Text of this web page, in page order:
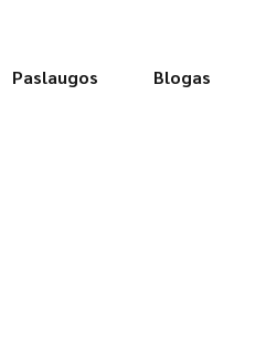
Paslaugos Blogas